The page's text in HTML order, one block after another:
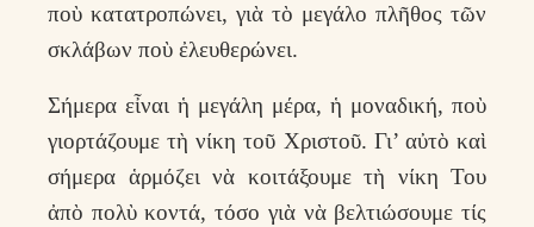
ποὺ κατατροπώνει, γιὰ τὸ μεγάλο πλῆθος τῶν
σκλάβων ποὺ ἐλευθερώνει.
Σήμερα εἶναι ἡ μεγάλη μέρα, ἡ μοναδική, ποὺ
γιορτάζουμε τὴ νίκη τοῦ Χριστοῦ. Γι’ αὐτὸ καὶ
σήμερα ἁρμόζει νὰ κοιτάξουμε τὴ νίκη Του
ἀπὸ πολὺ κοντά, τόσο γιὰ νὰ βελτιώσουμε τίς